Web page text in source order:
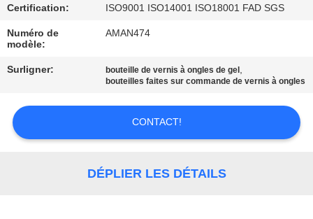
DE
L'USINE
CONTRÔLE
QUALITÉ
CONTACTEZ-
Certification: ISO9001 ISO14001 ISO18001 FAD SGS
Numéro de
modèle:
AMAN474
Surligner: bouteille de vernis à ongles de gel ,
bouteilles faites sur commande de vernis à ongles
CONTACT!
DÉPLIER LES DÉTAILS